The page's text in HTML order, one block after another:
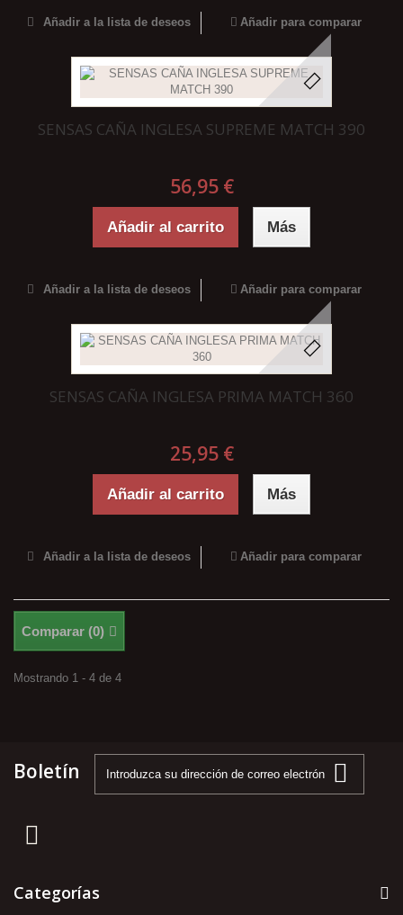
Añadir a la lista de deseos Añadir para comparar
SENSAS CAÑA INGLESA SUPREME MATCH 390
56,95 €
Añadir al carrito Más
Añadir a la lista de deseos Añadir para comparar
SENSAS CAÑA INGLESA PRIMA MATCH 360
25,95 €
Añadir al carrito Más
Añadir a la lista de deseos Añadir para comparar
Comparar (0)
Mostrando 1 - 4 de 4
Boletín
Categorías